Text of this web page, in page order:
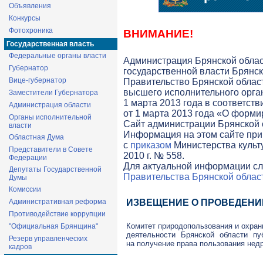
Объявления
Конкурсы
Фотохроника
Государственная власть
Федеральные органы власти
Губернатор
Вице-губернатор
Заместители Губернатора
Администрация области
Органы исполнительной
власти
Областная Дума
Представители в Совете
Федерации
Депутаты Государственной
Думы
Комиссии
Административная реформа
Противодействие коррупции
"Официальная Брянщина"
Резерв управленческих
кадров
ВНИМАНИЕ!
Администрация Брянской
государственной власти
Правительство Брянской
высшего исполнительного
1 марта 2013 года в
от 1 марта 2013 года «О
Cайт администрации Брянской
Информация на этом сайте
с приказом Министерства
2010 г. № 558.
Для актуальной информации
Правительства Брянской
ИЗВЕЩЕНИЕ О
Комитет природопользования и
деятельности Брянской области
на получение права пользования